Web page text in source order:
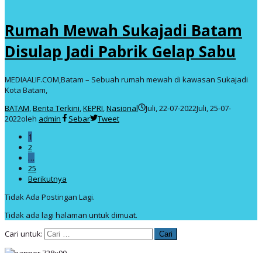
Rumah Mewah Sukajadi Batam
Disulap Jadi Pabrik Gelap Sabu
MEDIAALIF.COM,Batam – Sebuah rumah mewah di kawasan Sukajadi
Kota Batam,
BATAM,Berita Terkini,KEPRI,Nasional Juli, 22-07-2022Juli, 25-07-
2022oleh admin Sebar
Tweet
1
2
…
25
Berikutnya
Tidak Ada Postingan Lagi.
Tidak ada lagi halaman untuk dimuat.
Cari untuk: